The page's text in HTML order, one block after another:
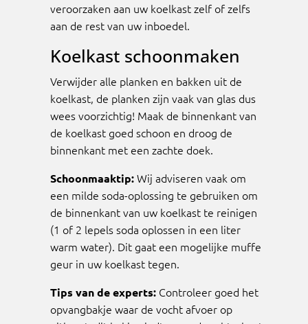
veroorzaken aan uw koelkast zelf of zelfs
aan de rest van uw inboedel.
Koelkast schoonmaken
Verwijder alle planken en bakken uit de
koelkast, de planken zijn vaak van glas dus
wees voorzichtig! Maak de binnenkant van
de koelkast goed schoon en droog de
binnenkant met een zachte doek.
Schoonmaaktip:Wij adviseren vaak om
een milde soda-oplossing te gebruiken om
de binnenkant van uw koelkast te reinigen
(1 of 2 lepels soda oplossen in een liter
warm water). Dit gaat een mogelijke muffe
geur in uw koelkast tegen.
Tips van de experts: Controleer goed het
opvangbakje waar de vocht afvoer op